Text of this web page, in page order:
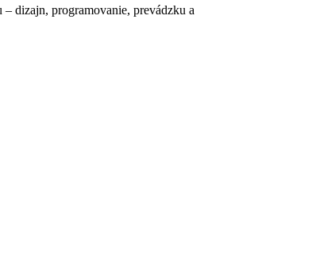
dizajn, programovanie, prevádzku a